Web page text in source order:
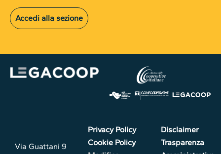
Accedi alla sezione
Via Guattani 9
Privacy Policy
Cookie Policy
Disclaimer
Trasparenza